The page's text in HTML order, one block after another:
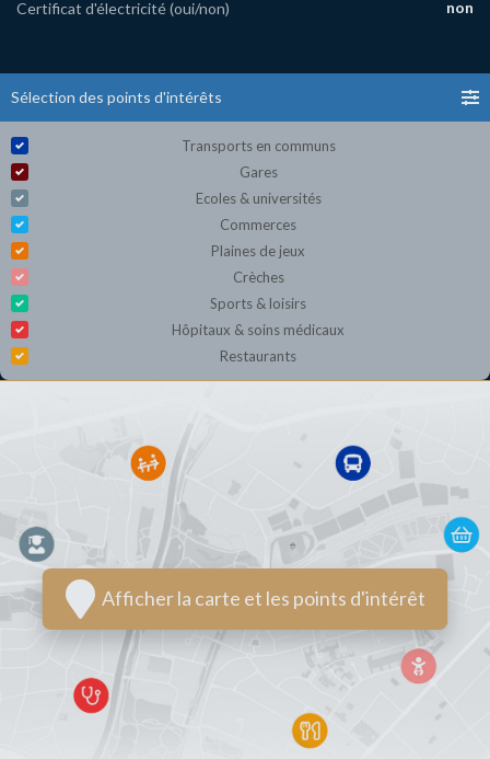
Certificat d'électricité (oui/non)
non
Sélection des points d'intérêts
Transports en communs
Gares
Ecoles & universités
Commerces
Plaines de jeux
Crèches
Sports & loisirs
Hôpitaux & soins médicaux
Restaurants
Afficher la carte et les points d'intérêt